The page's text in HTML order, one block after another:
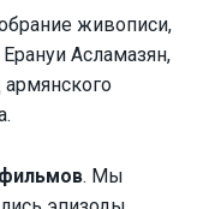
живописи,
Асламазян,
. Мы